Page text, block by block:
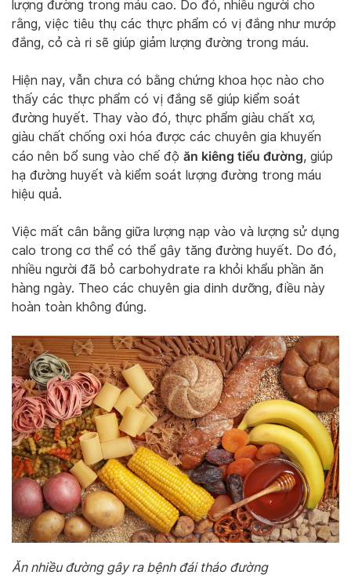
lượng đường trong máu cao. Do đó, nhiều người cho
rằng, việc tiêu thụ các thực phẩm có vị đắng như mướp
đắng, cỏ cà ri sẽ giúp giảm lượng đường trong máu.
Hiện nay, vẫn chưa có bằng chứng khoa học nào cho
thấy các thực phẩm có vị đắng sẽ giúp kiểm soát
đường huyết. Thay vào đó, thực phẩm giàu chất xơ,
giàu chất chống oxi hóa được các chuyên gia khuyến
cáo nên bổ sung vào chế độ ăn kiêng tiểu đường, giúp
hạ đường huyết và kiểm soát lượng đường trong máu
hiệu quả.
Việc mất cân bằng giữa lượng nạp vào và lượng sử dụng
calo trong cơ thể có thể gây tăng đường huyết. Do đó,
nhiều người đã bỏ carbohydrate ra khỏi khẩu phần ăn
hàng ngày. Theo các chuyên gia dinh dưỡng, điều này
hoàn toàn không đúng.
Ăn nhiều đường gây ra bệnh đái tháo đường